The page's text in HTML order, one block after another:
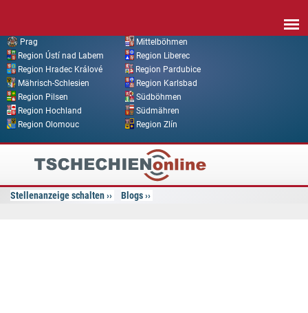
Prag
Mittelböhmen
Region Ústí nad Labem
Region Liberec
Region Hradec Králové
Region Pardubice
Mährisch-Schlesien
Region Karlsbad
Region Pilsen
Südböhmen
Region Hochland
Südmähren
Region Olomouc
Region Zlín
Tschechien
Online
Stellenanzeige schalten Blogs